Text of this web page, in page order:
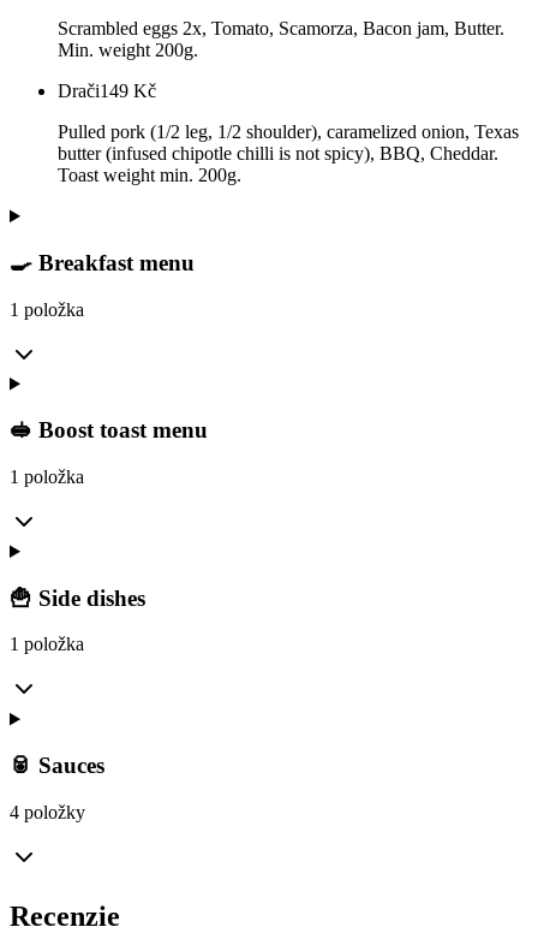
Scrambled eggs 2x, Tomato, Scamorza, Bacon jam, Butter.
Min. weight 200g.
Drači149 Kč
Pulled pork (1/2 leg, 1/2 shoulder), caramelized onion, Texas
butter (infused chipotle chilli is not spicy), BBQ, Cheddar.
Toast weight min. 200g.
🍳 Breakfast menu
1 položka
🥪 Boost toast menu
1 položka
🍟 Side dishes
1 položka
🥫 Sauces
4 položky
Recenzie